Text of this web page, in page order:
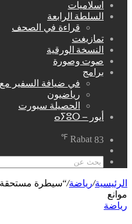
اسلاميات
السلطة الرابعة
قراءة في الصحف
تمازيغت
النسخة الورقية
صوت وصورة
برامج
في ضيافة السفير
رياضيون
الحصيلة سبورت
أيور – ⴰⵢⵓⵔ
Rabat 83
℉
عشوائي
الرئيسية/رياضة/
موانع
رياضة